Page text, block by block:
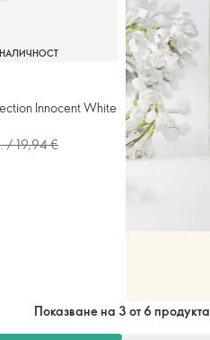
Innocent White
/ 19,94 €
Показване на 3 от 6 продукта